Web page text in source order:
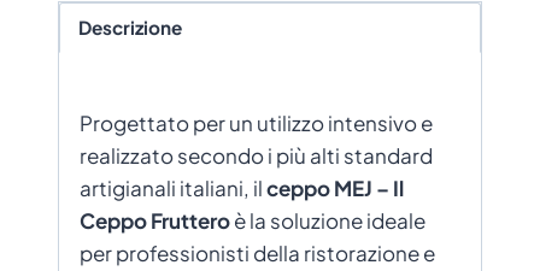
Descrizione
Progettato per un utilizzo intensivo e
realizzato secondo i più alti standard
artigianali italiani, ilceppo MEJ – Il
Ceppo Frutteroè la soluzione ideale
per professionisti della ristorazione e